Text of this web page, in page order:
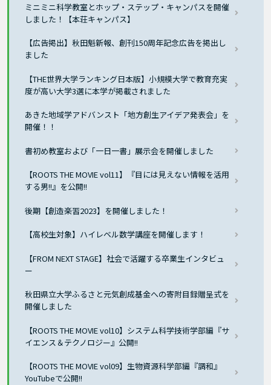
ミニミニ科学教室とホップ・ステップ・キャンパスを開催
しました！【本荘キャンパス】
【広告掲出】秋田魁新報、創刊150周年記念広告を掲出し
ました
【THE世界大学ランキング日本版】小規模大学で教育充実
度が高い大学3選に本学が掲載されました
あきた地域学アドバンスト「地方創生アイデア発表会」を
開催！！
書初め教室および「一日一書」展示会を開催しました
【ROOTS THE MOVIE vol11】『目には見えない情報を活用
する男!!』を公開!!
後期【創造楽習2023】を開催しました！
【高校生対象】ハイレベル数学講座を開催します！
【FROM NEXT STAGE】社会で活躍する卒業生インタビュ
ー
秋田県立大学ふるさと元気創成基金への寄附目録贈呈式を
開催しました
【ROOTS THE MOVIE vol10】システム科学技術学部編『サ
イエンス＆テクノロジー』公開!!
【ROOTS THE MOVIE vol09】生物資源科学部編『調和』
YouTubeで公開!!